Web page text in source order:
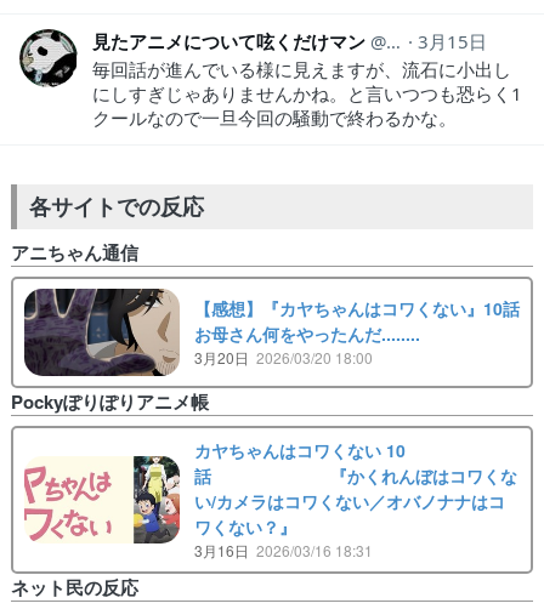
見たアニメについて呟くだけマン animeozy
3月15日
毎回話が進んでいる様に見えますが、流石に小出し
にしすぎじゃありませんかね。と言いつつも恐らく1
クールなので一旦今回の騒動で終わるかな。
各サイトでの反応
アニちゃん通信
【感想】『カヤちゃんはコワくない』10話
お母さん何をやったんだ........
3月20日 2026/03/20 18:00
Pockyぽりぽりアニメ帳
カヤちゃんはコワくない 10
話 『かくれんぼはコワくな
い/カメラはコワくない／オバノナナはコ
ワくない？』
3月16日 2026/03/16 18:31
ネット民の反応